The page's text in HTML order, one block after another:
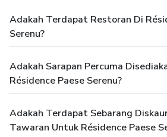
Adakah Terdapat Restoran Di
Serenu?
Adakah Sarapan Percuma
Résidence Paese Serenu?
Adakah Terdapat Sebarang
Tawaran Untuk Résidence Paese